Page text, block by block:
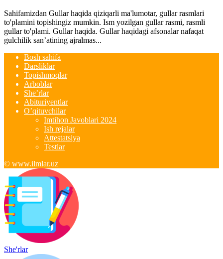
Sahifamizdan Gullar haqida qiziqarli ma'lumotar, gullar rasmlari
to'plamini topishingiz mumkin. Ism yozilgan gullar rasmi, rasmli
gullar to'plami. Gullar haqida. Gullar haqidagi afsonalar nafaqat
gulchilik san’atining ajralmas...
Bosh sahifa
Darsliklar
Topishmoqlar
Arboblar
She’rlar
Abituriyentlar
O’qituvchilar
Imtihon Javoblari 2024
Ish rejalar
Attestatsiya
Testlar
© www.ilmlar.uz
She'rlar